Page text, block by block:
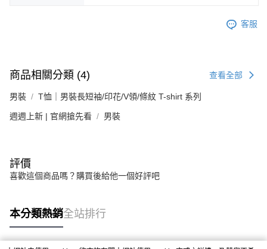
客服
商品相關分類 (4) 查看全部
男裝 T恤｜男裝長短袖/印花/V領/條紋 T-shirt 系列
週週上新 | 官網搶先看 男裝
評價
喜歡這個商品嗎？購買後給他一個好評吧
本分類熱銷全站排行